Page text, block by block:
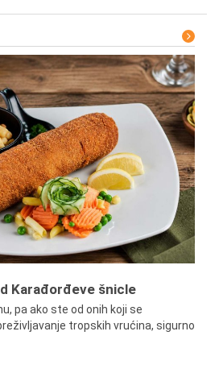
Karađorđeve šnicle
pa ako ste od onih koji se
tropskih vrućina, sigurno